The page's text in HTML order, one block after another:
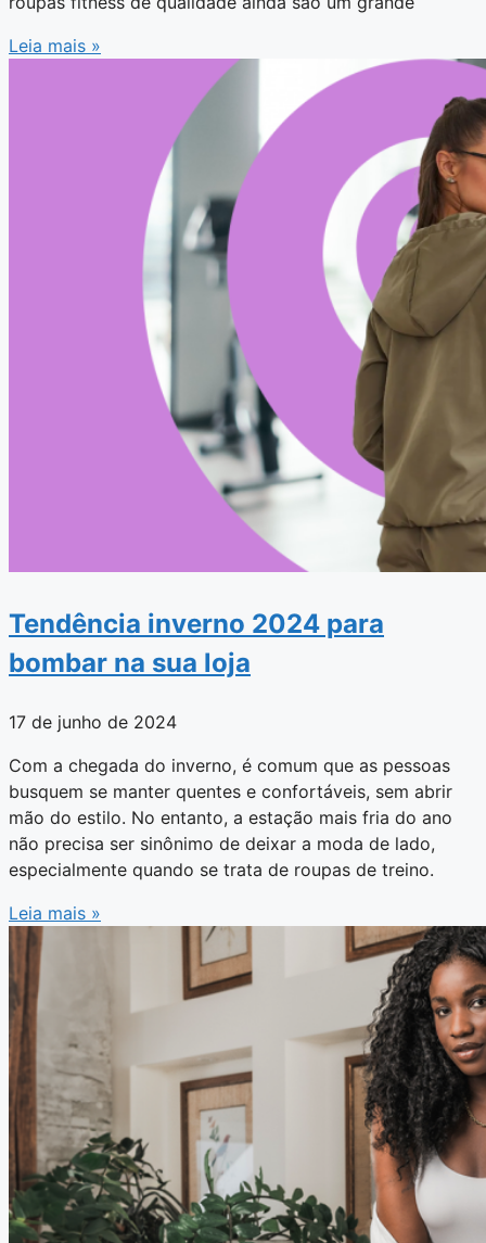
Leia mais »
Tendência inverno 2024 para
bombar na sua loja
17 de junho de 2024
Com a chegada do inverno, é comum que as pessoas
busquem se manter quentes e confortáveis, sem abrir
mão do estilo. No entanto, a estação mais fria do ano
não precisa ser sinônimo de deixar a moda de lado,
especialmente quando se trata de roupas de treino.
Leia mais »